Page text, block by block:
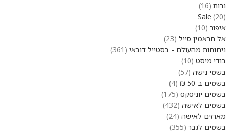
נרות 16
Sale 20
איפור 10
אל חראמין סייל 23
ניחוחות מהעולם - בסטייל דובאי
361
בודי מיסט 10
בשמי נישה 57
בשמים ב-50 ₪
4
בשמים יוניסקס 175
בשמים לאישה 432
מארזים לאישה 24
בשמים לגבר 355